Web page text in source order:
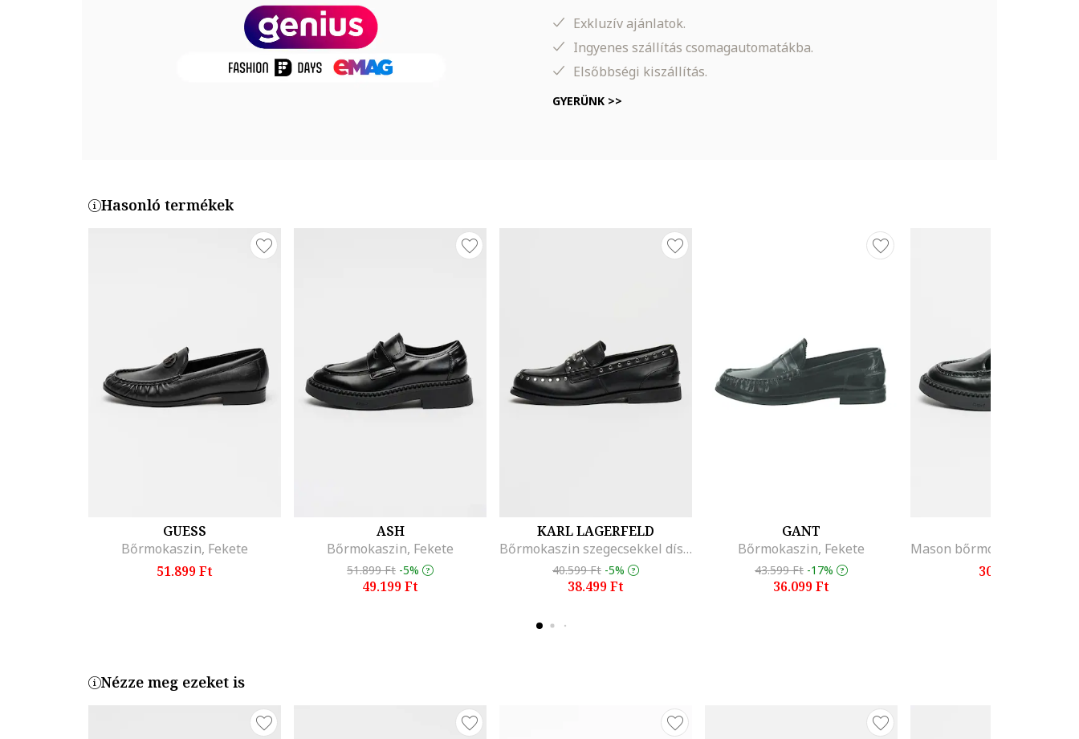
Exkluzív ajánlatok.
Ingyenes szállítás csomagautomatákba.
Elsőbbségi kiszállítás.
GYERÜNK >>
Hasonló termékek
GUESS
Bőrmokaszin, Fekete
51.899 Ft
ASH
Bőrmokaszin, Fekete
51.899 Ft -5%
49.199 Ft
KARL LAGERFELD
Bőrmokaszin szegecsekkel díszítve, Fekete/Ezüstszín
40.599 Ft -5%
38.499 Ft
GANT
Bőrmokaszin, Fekete
43.599 Ft -17%
36.099 Ft
30.299 Ft
Nézze meg ezeket is